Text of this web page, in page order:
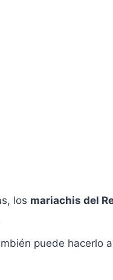
los mariachis del
puede hacerlo